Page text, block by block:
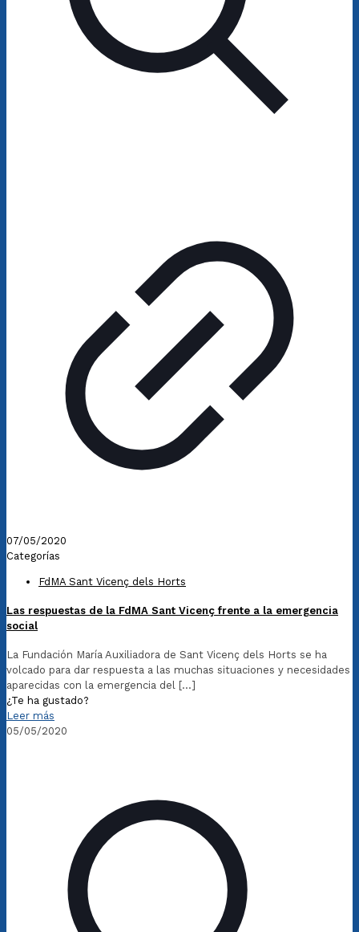
07/05/2020
Categorías
FdMA Sant Vicenç dels Horts
Las respuestas de la FdMA Sant Vicenç frente a la emergencia
social
La Fundación María Auxiliadora de Sant Vicenç dels Horts se ha
volcado para dar respuesta a las muchas situaciones y necesidades
aparecidas con la emergencia del […]
¿Te ha gustado?
Leer más
05/05/2020